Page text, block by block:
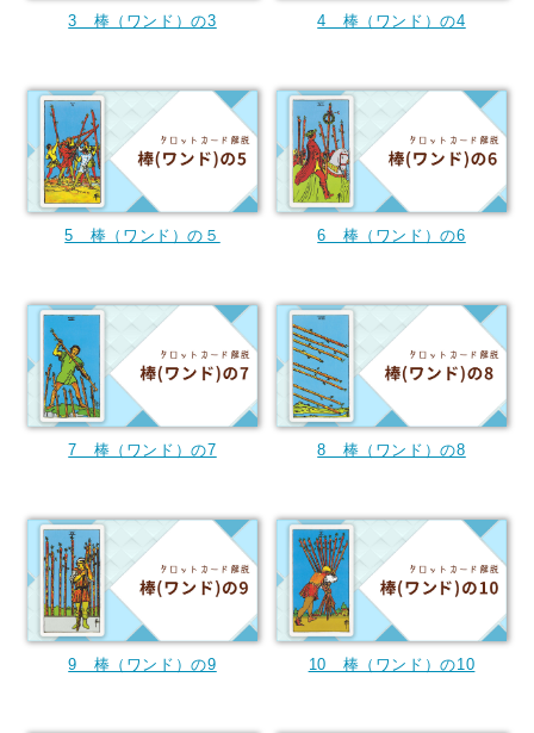
3 棒（ワンド）の3 4 棒（ワンド）の4
5 棒（ワンド）の５ 6 棒（ワンド）の6
7 棒（ワンド）の7 8 棒（ワンド）の8
9 棒（ワンド）の9 10 棒（ワンド）の10